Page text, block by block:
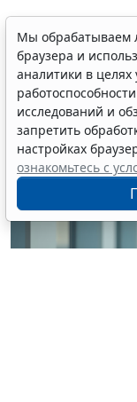
ФАС России
проверок
6 августа 2026 16:00
Мы обрабатываем
браузера и
аналитики в
исследований и
запретить
настройках
ознакомьтесь с